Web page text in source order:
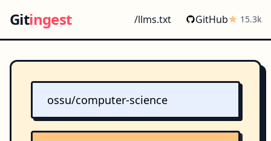
Gitingest /llms.txt GitHub 15.3k